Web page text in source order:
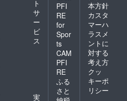
す。 ※
複数ご
支援い
ただい
た場合
も旗類
が連な
る形で
の装飾
はでき
かねま
すこと
ていた
だきま
す。 ⑤
クラウ
ドファ
ンディ
ング限
定ブロ
マイド
後、タ
レント
クラウ
ドファ
ンディ
ング限
定ブロ
マイド
開催
後、タ
レント
直筆サ
インを
入れた
ト
サ
ー
ビ
ス
実
PFI
RE
for
Spor
ts
CAM
PFI
RE
ふる
さと
本方針
カスタ
マーハ
ラスメ
ントに
対する
考え方
クッ
キーポ
リシー